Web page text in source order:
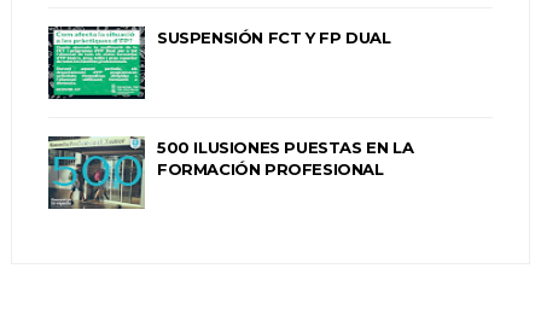
SUSPENSIÓN FCT Y FP DUAL
500 ILUSIONES PUESTAS EN LA
FORMACIÓN PROFESIONAL